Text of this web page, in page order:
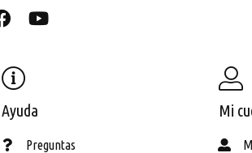
Ayuda
Preguntas
Mi